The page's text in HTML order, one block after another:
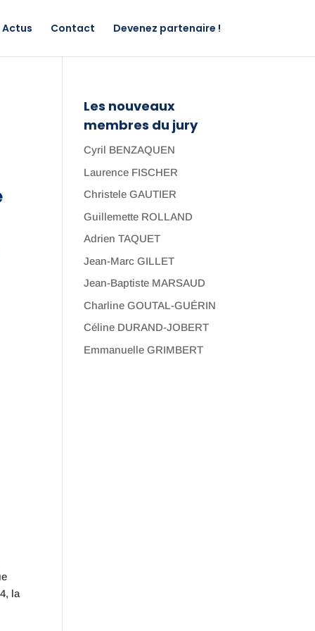
Actus Contact Devenez partenaire !
la
Les nouveaux
membres du jury
Cyril BENZAQUEN
Laurence FISCHER
Christele GAUTIER
Guillemette ROLLAND
Adrien TAQUET
Jean-Marc GILLET
Jean-Baptiste MARSAUD
Charline GOUTAL-GUÉRIN
Céline DURAND-JOBERT
Emmanuelle GRIMBERT